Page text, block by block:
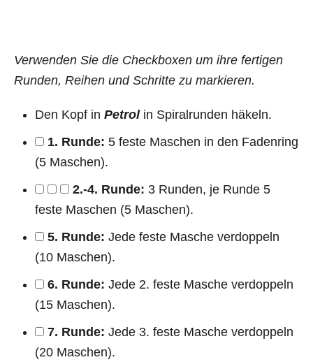
Verwenden Sie die Checkboxen um ihre fertigen
Runden, Reihen und Schritte zu markieren.
Den Kopf in Petrolin Spiralrunden häkeln.
1. Runde: 5 feste Maschen in den Fadenring
(5 Maschen).
2.-4. Runde: 3 Runden, je Runde 5
feste Maschen (5 Maschen).
5. Runde: Jede feste Masche verdoppeln
(10 Maschen).
6. Runde: Jede 2. feste Masche verdoppeln
(15 Maschen).
7. Runde: Jede 3. feste Masche verdoppeln
(20 Maschen).